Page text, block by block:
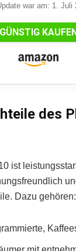
war am: 1. Juli
GÜNSTIG
des
ist
Dazu gehören: